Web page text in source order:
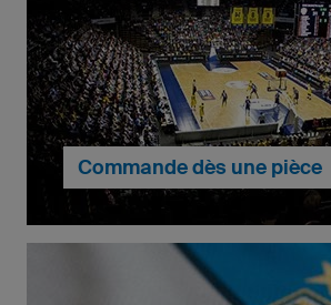
Fabriquées dans nos propres ateliers
nos tenues de football allient qualité
et fabrication responsable — pour
nos équipes.
Commande dès une pièce